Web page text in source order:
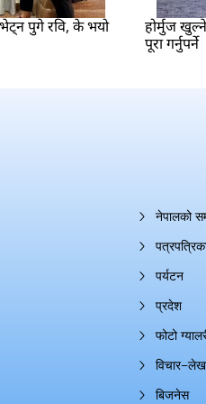
पुगे रवि, के भयो
होर्मुज
पूरा गर्नुपर्ने
नेपालको
पर्यटन
प्रदेश
फोटो
विचार–लेख
बिजनेस